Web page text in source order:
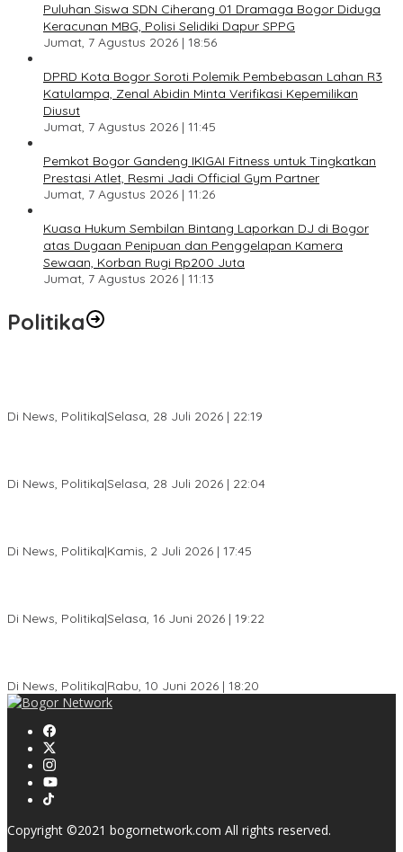
Puluhan Siswa SDN Ciherang 01 Dramaga Bogor Diduga
Keracunan MBG, Polisi Selidiki Dapur SPPG
Jumat, 7 Agustus 2026 | 18:56
DPRD Kota Bogor Soroti Polemik Pembebasan Lahan R3
Katulampa, Zenal Abidin Minta Verifikasi Kepemilikan
Diusut
Jumat, 7 Agustus 2026 | 11:45
Pemkot Bogor Gandeng IKIGAI Fitness untuk Tingkatkan
Prestasi Atlet, Resmi Jadi Official Gym Partner
Jumat, 7 Agustus 2026 | 11:26
Kuasa Hukum Sembilan Bintang Laporkan DJ di Bogor
atas Dugaan Penipuan dan Penggelapan Kamera
Sewaan, Korban Rugi Rp200 Juta
Jumat, 7 Agustus 2026 | 11:13
Politika
Di News, Politika|Selasa, 28 Juli 2026 | 22:19
Di News, Politika|Selasa, 28 Juli 2026 | 22:04
Di News, Politika|Kamis, 2 Juli 2026 | 17:45
Di News, Politika|Selasa, 16 Juni 2026 | 19:22
Di News, Politika|Rabu, 10 Juni 2026 | 18:20
Copyright ©2021 bogornetwork.com All rights reserved.